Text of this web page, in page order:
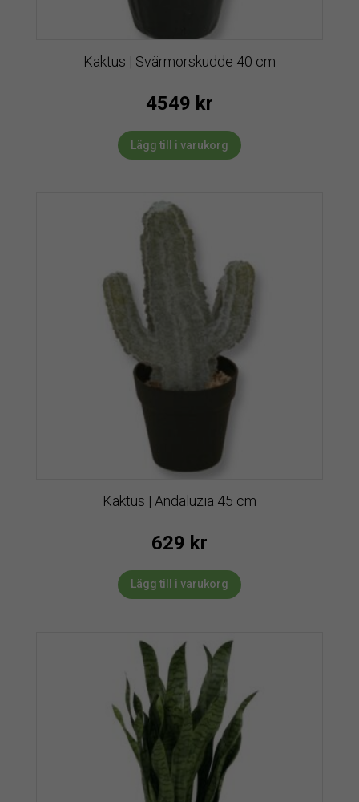
Kaktus | Svärmorskudde 40 cm
4549 kr
Lägg till i varukorg
Kaktus | Andaluzia 45 cm
629 kr
Lägg till i varukorg